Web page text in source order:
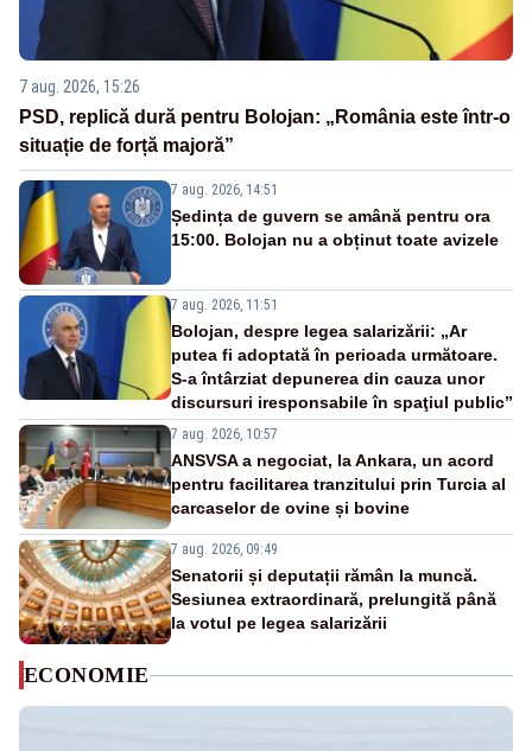
7 aug. 2026, 15:26
PSD, replică dură pentru Bolojan: „România este într-o
situație de forță majoră”
7 aug. 2026, 14:51
Ședința de guvern se amână pentru ora
15:00. Bolojan nu a obținut toate avizele
7 aug. 2026, 11:51
Bolojan, despre legea salarizării: „Ar
putea fi adoptată în perioada următoare.
S-a întârziat depunerea din cauza unor
discursuri iresponsabile în spaţiul public”
7 aug. 2026, 10:57
ANSVSA a negociat, la Ankara, un acord
pentru facilitarea tranzitului prin Turcia al
carcaselor de ovine și bovine
7 aug. 2026, 09:49
Senatorii și deputații rămân la muncă.
Sesiunea extraordinară, prelungită până
la votul pe legea salarizării
ECONOMIE